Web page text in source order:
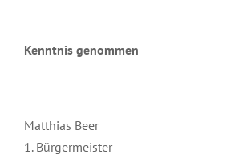
Kenntnis genommen
Matthias Beer
1. Bürgermeister